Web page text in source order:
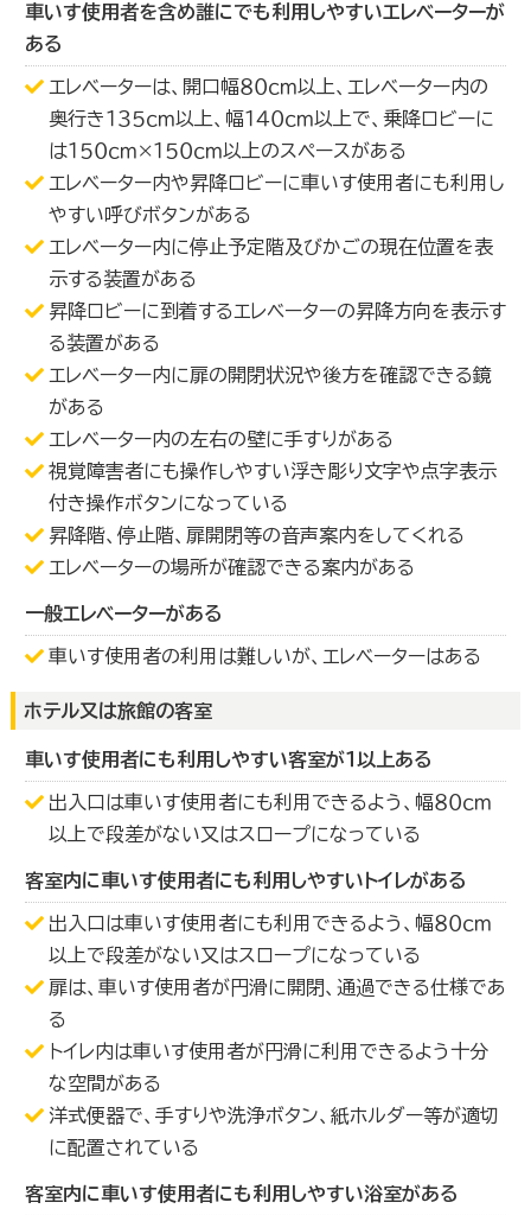
車いす使用者を含め誰にでも利用しやすいエレベーターが
ある
エレベーターは、開口幅８０ｃｍ以上、エレベーター内の
奥行き１３５ｃｍ以上、幅１４０ｃｍ以上で、乗降ロビーに
は１５０ｃｍ×１５０ｃｍ以上のスペースがある
エレベーター内や昇降ロビーに車いす使用者にも利用し
やすい呼びボタンがある
エレベーター内に停止予定階及びかごの現在位置を表
示する装置がある
昇降ロビーに到着するエレベーターの昇降方向を表示す
る装置がある
エレベーター内に扉の開閉状況や後方を確認できる鏡
がある
エレベーター内の左右の壁に手すりがある
視覚障害者にも操作しやすい浮き彫り文字や点字表示
付き操作ボタンになっている
昇降階、停止階、扉開閉等の音声案内をしてくれる
エレベーターの場所が確認できる案内がある
一般エレベーターがある
車いす使用者の利用は難しいが、エレベーターはある
ホテル又は旅館の客室
車いす使用者にも利用しやすい客室が１以上ある
出入口は車いす使用者にも利用できるよう、幅８０ｃｍ
以上で段差がない又はスロープになっている
客室内に車いす使用者にも利用しやすいトイレがある
出入口は車いす使用者にも利用できるよう、幅８０ｃｍ
以上で段差がない又はスロープになっている
扉は、車いす使用者が円滑に開閉、通過できる仕様であ
る
トイレ内は車いす使用者が円滑に利用できるよう十分
な空間がある
洋式便器で、手すりや洗浄ボタン、紙ホルダー等が適切
に配置されている
客室内に車いす使用者にも利用しやすい浴室がある